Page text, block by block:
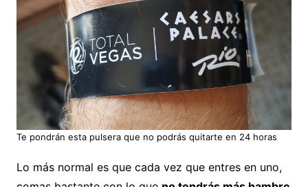
Te pondrán esta pulsera que no podrás quitarte en 24 horas
Lo más normal es que cada vez que entres en uno,